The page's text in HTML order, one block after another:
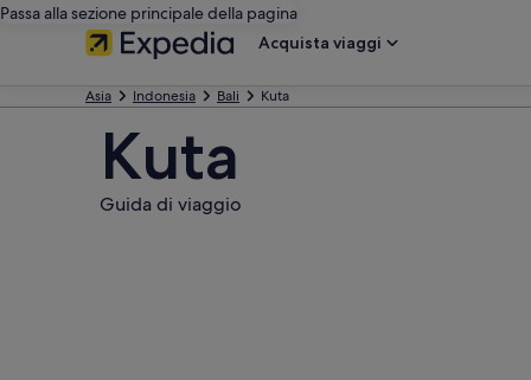
Passa alla sezione principale della pagina
Acquista viaggi
Asia Indonesia Bali Kuta
Kuta
Guida di viaggio